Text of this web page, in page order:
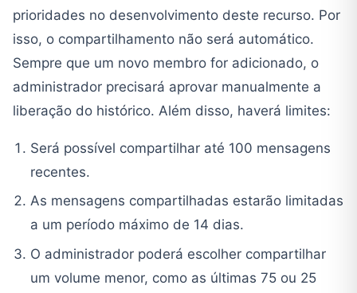
prioridades no desenvolvimento deste recurso. Por
isso, o compartilhamento não será automático.
Sempre que um novo membro for adicionado, o
administrador precisará aprovar manualmente a
liberação do histórico. Além disso, haverá limites:
Será possível compartilhar até 100 mensagens
recentes.
As mensagens compartilhadas estarão limitadas
a um período máximo de 14 dias.
O administrador poderá escolher compartilhar
um volume menor, como as últimas 75 ou 25